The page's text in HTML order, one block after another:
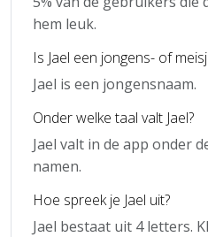
hem leuk.
Is Jael een jongens- of
Jael is een jongensnaam.
Onder welke taal valt Jael?
Jael valt in de app onder
namen.
Hoe spreek je Jael uit?
Jael bestaat uit 4 letters.